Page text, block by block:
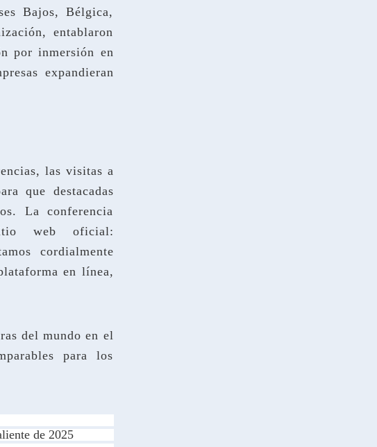
Bajos, Bélgica,
entablaron
por inmersión en
expandieran
las visitas a
que destacadas
La conferencia
web oficial:
cordialmente
en línea,
del mundo en el
para los
de 2025